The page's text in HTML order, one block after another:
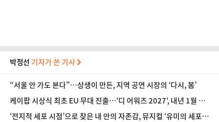
박정선 기자가 쓴 기사
“서울 안 가도 본다”…상생이 만든, 지역 공연 시장의 ‘다시, 봄’
케이팝 시상식 최초 EU 무대 진출…‘디 어워즈 2027’, 내년 1월 프
랑스 파리 개최
‘전지적 세포 시점’으로 찾은 내 안의 자존감, 뮤지컬 ‘유미의 세포